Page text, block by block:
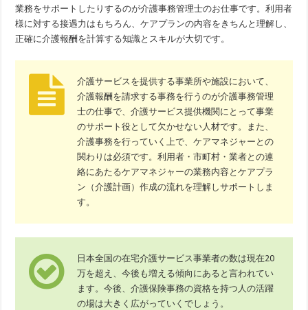
業務をサポートしたりするのが介護事務管理士のお仕事です。利用者
様に対する接遇力はもちろん、ケアプランの内容をきちんと理解し、
正確に介護報酬を計算する知識とスキルが大切です。
介護サービスを提供する事業所や施設において、
介護報酬を請求する事務を行うのが介護事務管理
士の仕事で、介護サービス提供機関にとって事業
のサポート役として欠かせない人材です。また、
介護事務を行っていく上で、ケアマネジャーとの
関わりは必須です。利用者・市町村・業者との連
絡にあたるケアマネジャーの業務内容とケアプラ
ン（介護計画）作成の流れを理解しサポートしま
す。
日本全国の在宅介護サービス事業者の数は現在20
万を超え、今後も増える傾向にあると言われてい
ます。今後、介護保険事務の資格を持つ人の活躍
の場は大きく広がっていくでしょう。